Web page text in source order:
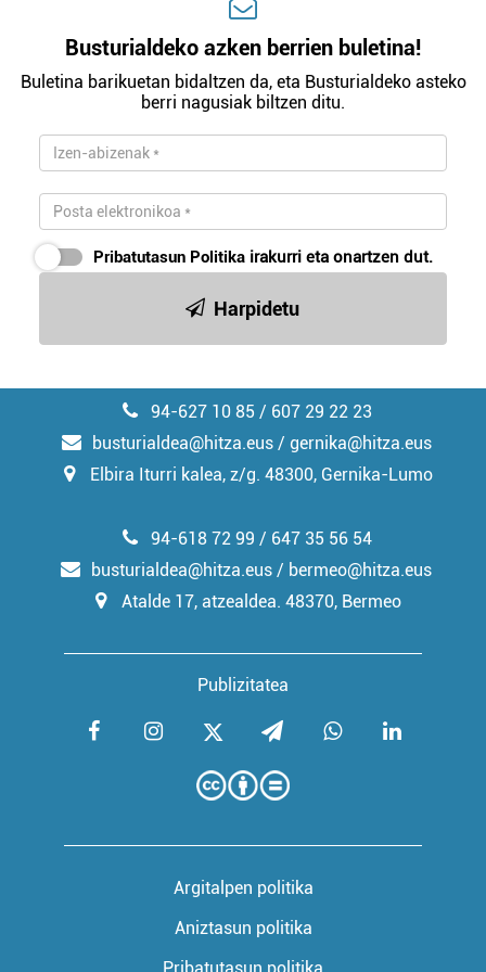
Busturialdeko azken berrien buletina!
Buletina barikuetan bidaltzen da, eta Busturialdeko asteko
berri nagusiak biltzen ditu.
Pribatutasun Politika irakurri eta onartzen dut.
Harpidetu
94-627 10 85 / 607 29 22 23
busturialdea@hitza.eus / gernika@hitza.eus
Elbira Iturri kalea, z/g. 48300, Gernika-Lumo
Publizitatea
94-618 72 99 / 647 35 56 54
busturialdea@hitza.eus / bermeo@hitza.eus
Atalde 17, atzealdea. 48370, Bermeo
Argitalpen politika
Aniztasun politika
Pribatutasun politika